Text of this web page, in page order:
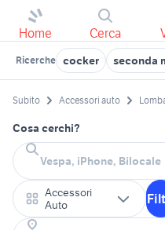
Home Cerca
Ricerche cocker seconda
Subito Accessori auto
Cosa cerchi?
Accessori
Auto